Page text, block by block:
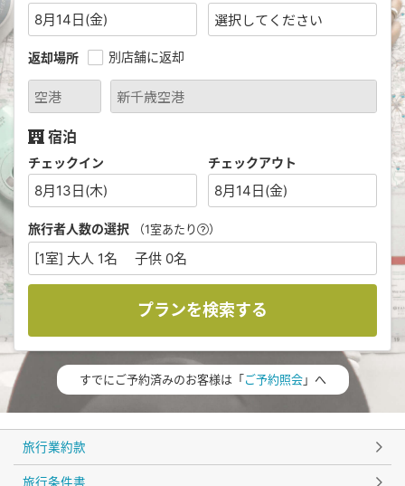
8月14日(金)
返却場所 別店舗に返却
宿泊
チェックイン
8月13日(木)
チェックアウト
8月14日(金)
旅行者人数の選択 （1室あたり ）
[1室] 大人 1名 子供 0名
プランを検索する
すでにご予約済みのお客様は「ご予約照会」へ
旅行業約款
旅行条件書